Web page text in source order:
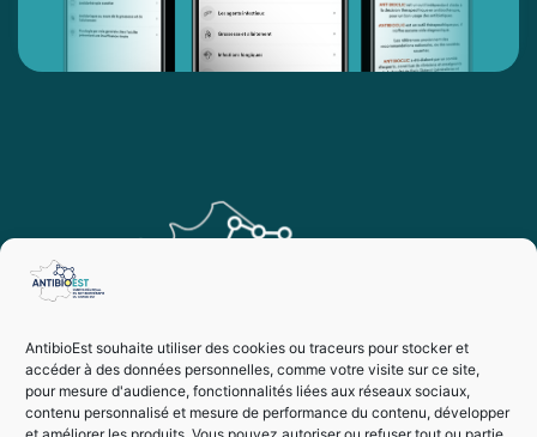
AntibioEst souhaite utiliser des cookies ou traceurs pour stocker et
accéder à des données personnelles, comme votre visite sur ce site,
pour mesure d'audience, fonctionnalités liées aux réseaux sociaux,
contenu personnalisé et mesure de performance du contenu, développer